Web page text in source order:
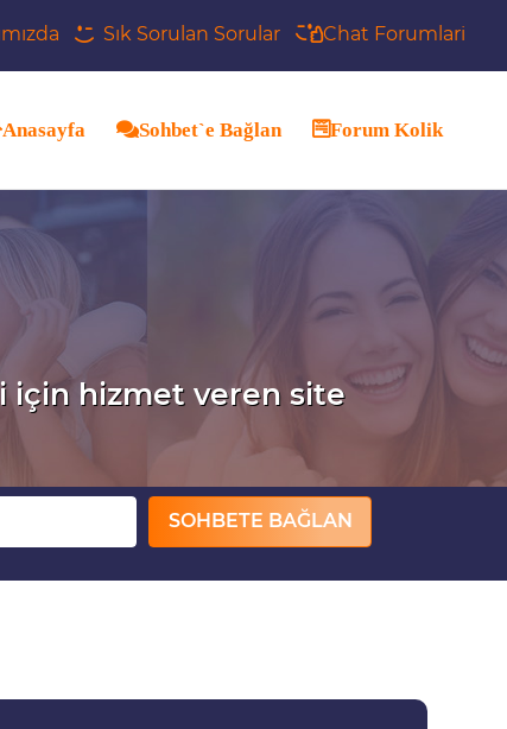
Sık Sorulan Sorular Chat Forumlari
Anasayfa Sohbet`e Bağlan Forum Kolik
için hizmet veren site
SOHBETE BAĞLAN